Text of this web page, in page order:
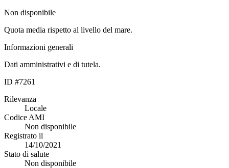
Non disponibile
Quota media rispetto al livello del mare.
Informazioni generali
Dati amministrativi e di tutela.
ID #7261
Rilevanza
Locale
Codice AMI
Non disponibile
Registrato il
14/10/2021
Stato di salute
Non disponibile